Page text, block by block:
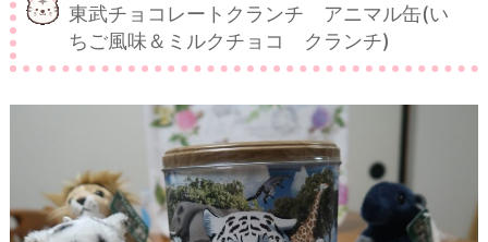
東武チョコレートクランチ アニマル缶(い
ちご風味＆ミルクチョコ クランチ)